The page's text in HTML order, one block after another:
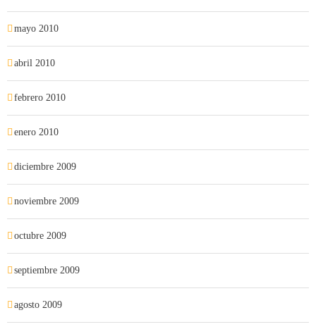
mayo 2010
abril 2010
febrero 2010
enero 2010
diciembre 2009
noviembre 2009
octubre 2009
septiembre 2009
agosto 2009